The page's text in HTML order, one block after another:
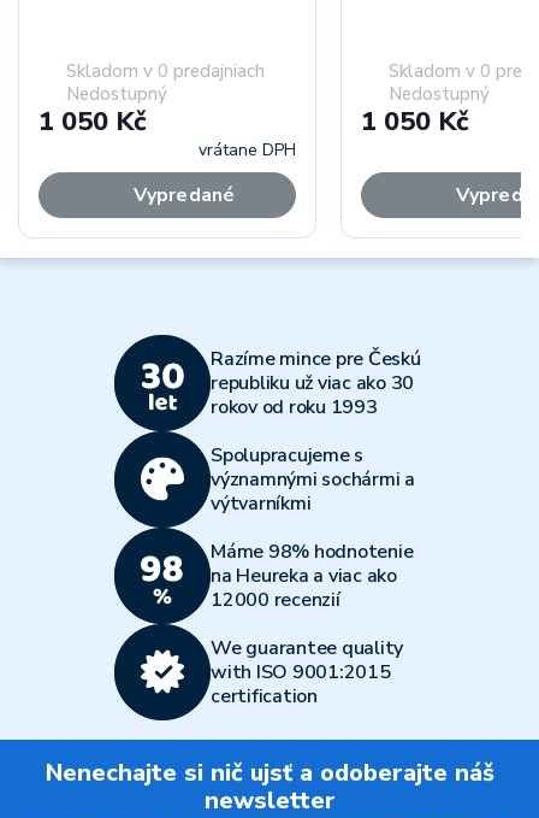
Skladom v 0 predajniach
Nedostupný
1 050 Kč
vrátane DPH
Vypredané
Skladom v 0
Nedostupný
1 050 Kč
Razíme mince pre Českú
republiku už viac ako 30
rokov od roku 1993
Spolupracujeme s
významnými sochármi a
výtvarníkmi
Máme 98% hodnotenie
na Heureka a viac ako
12000 recenzií
We guarantee quality
with ISO 9001:2015
certification
Nenechajte si nič ujsť a odoberajte náš
newsletter